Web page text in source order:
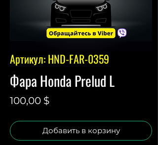
Артикул: HND-FAR-0359
Фара Honda Prelud L
100,00 $Цена
Добавить в корзину